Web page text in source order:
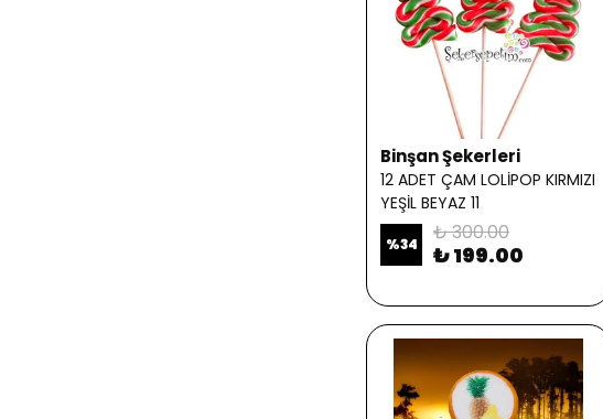
Binşan Şekerleri
12 ADET ÇAM LOLİPOP KIRMIZI
YEŞİL BEYAZ 11
%34 ₺ 300.00
₺ 199.00